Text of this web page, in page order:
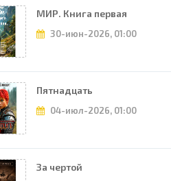
МИР. Книга первая
30-июн-2026, 01:00
Пятнадцать
04-июл-2026, 01:00
За чертой